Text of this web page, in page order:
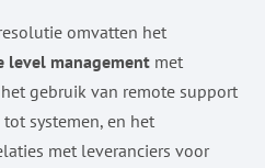
omvatten het
level management met
gebruik van remote support
systemen, en het
met leveranciers voor